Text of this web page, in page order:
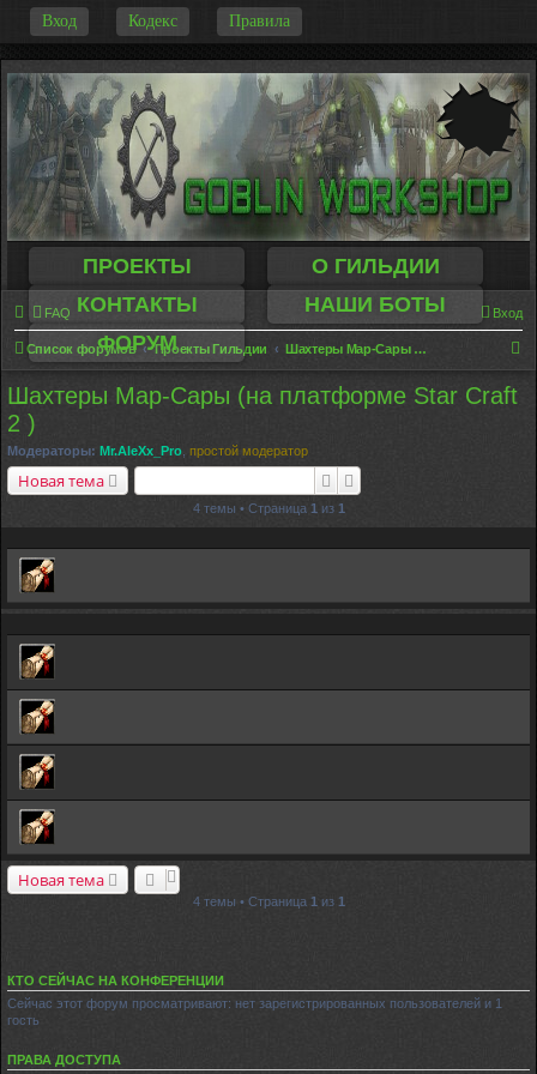
Вход Кодекс Правила
ПРОЕКТЫ
О ГИЛЬДИИ
КОНТАКТЫ
НАШИ БОТЫ
ФОРУМ
FAQ Вход
Список форумов Проекты Гильдии Шахтеры Мар-Сары (на платформе Star Craft 2 )
Шахтеры Мар-Сары (на платформе Star Craft
2 )
Модераторы: Mr.AleXx_Pro простой модератор
Новая тема Поиск
4 темы • Страница 1 из 1
Новая тема
4 темы • Страница 1 из 1
КТО СЕЙЧАС НА КОНФЕРЕНЦИИ
Сейчас этот форум просматривают: нет зарегистрированных пользователей и 1
гость
ПРАВА ДОСТУПА